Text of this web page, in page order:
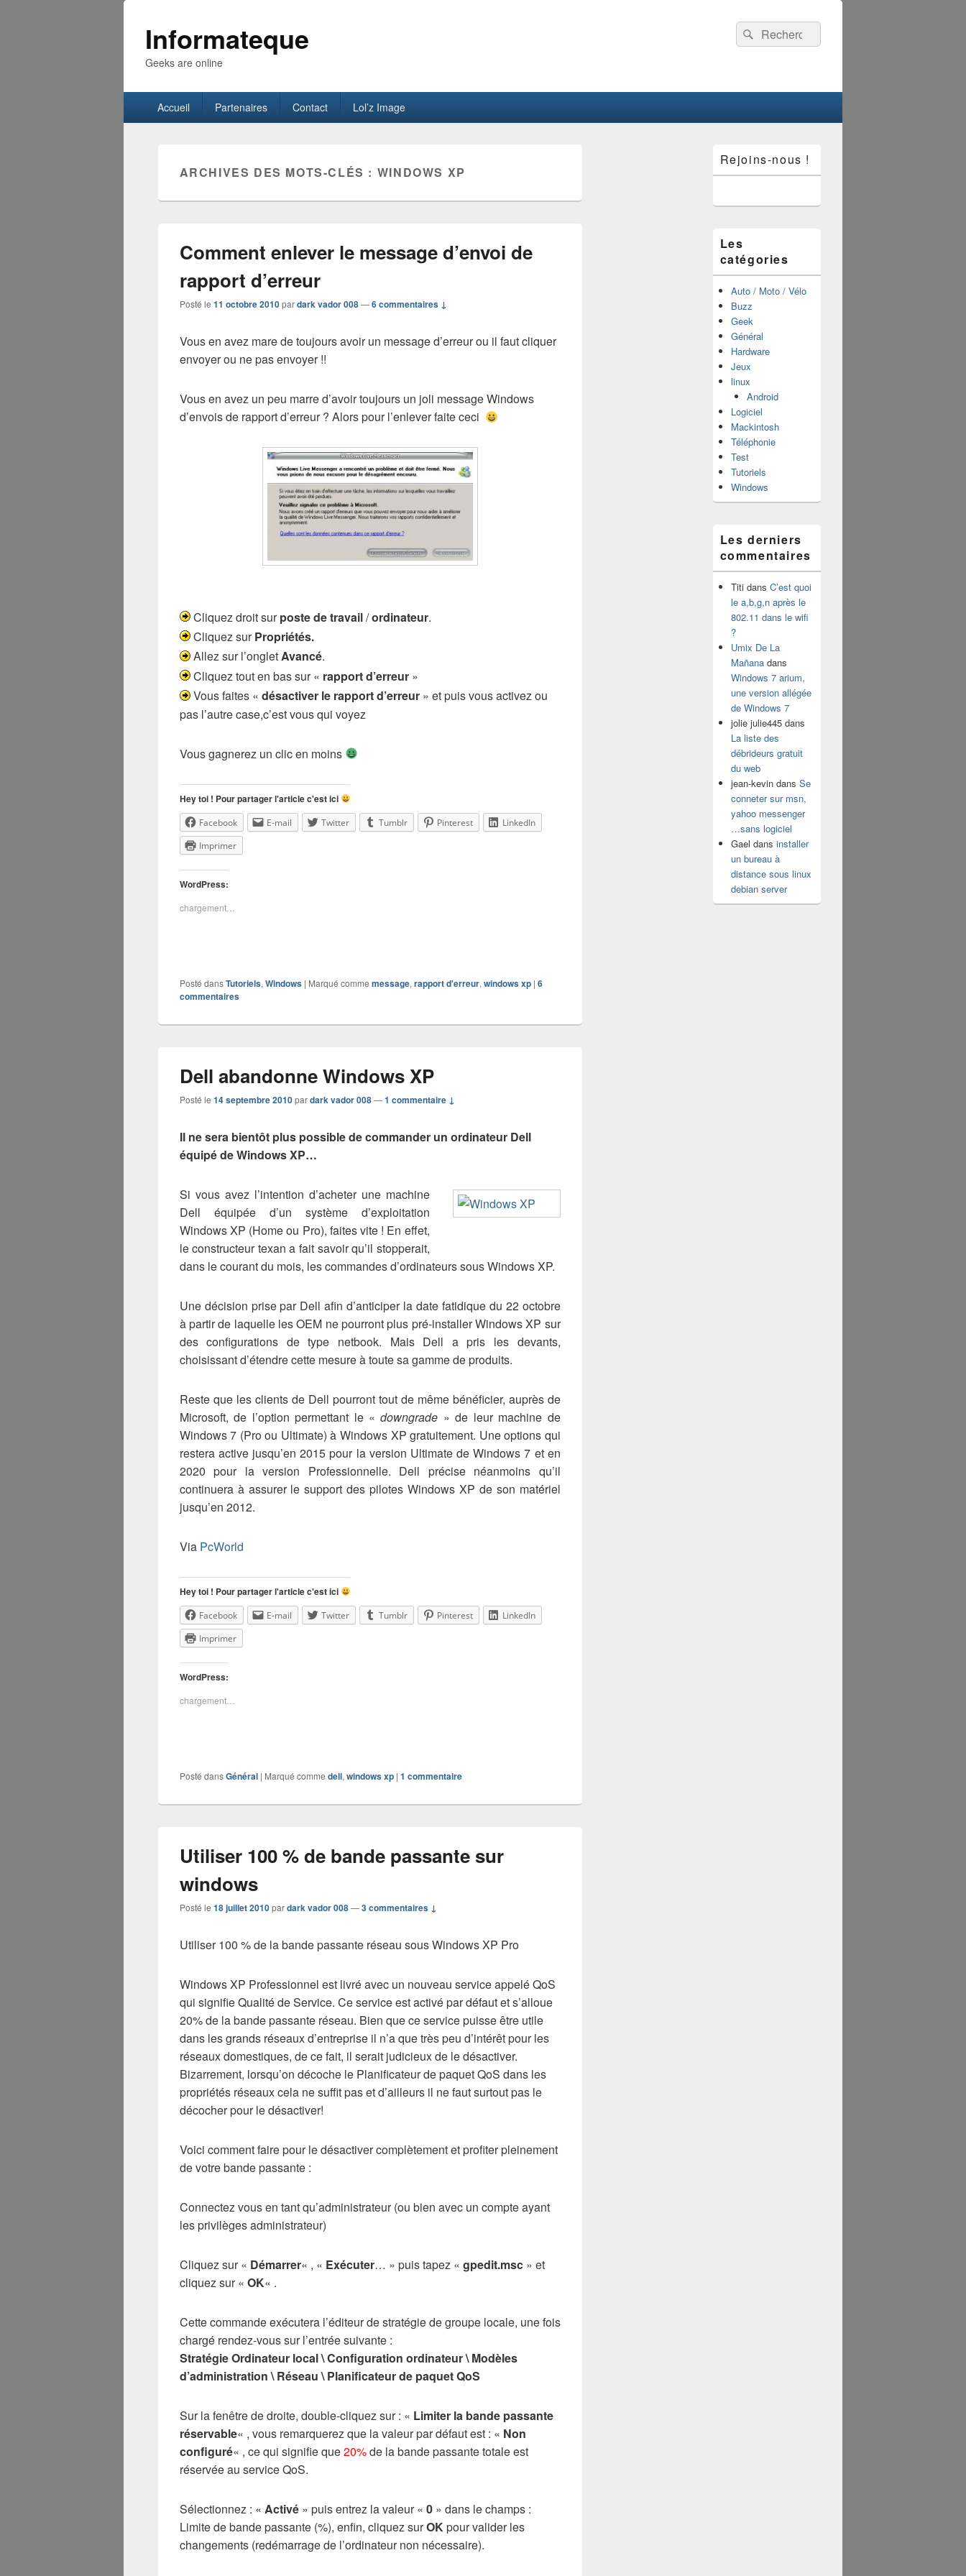
Informateque
Geeks are online
Recherche :
Rechercher
principalAccueil Partenaires Contact Lol’z Image
ARCHIVES DES MOTS-CLÉS : WINDOWS XP
Comment enlever le message d’envoi de
rapport d’erreur
Posté le 11 octobre 2010pardark vador 008—6 commentaires ↓
Vous en avez mare de toujours avoir un message d’erreur ou il faut cliquer
envoyer ou ne pas envoyer !!
Vous en avez un peu marre d’avoir toujours un joli message Windows
d’envois de rapport d’erreur ? Alors pour l’enlever faite ceci
Cliquez droit surposte de travail/ordinateur.
Cliquez surPropriétés.
Allez sur l’ongletAvancé.
Cliquez tout en bas sur « rapport d’erreur»
Vous faites « désactiver le rapport d’erreur» et puis vous activez ou
pas l’autre case,c’est vous qui voyez
Vous gagnerez un clic en moins
Hey toi ! Pour partager l'article c'est ici
Facebook E-mail Twitter Tumblr Pinterest
LinkedIn
Imprimer
WordPress:
chargement…
Posté dansTutoriels, Windows | Marqué comme message, rapport d'erreur, windows xp | 6
commentaires
Dell abandonne Windows XP
Posté le 14 septembre 2010pardark vador 008—1 commentaire ↓
Il ne sera bientôt plus possible de commander un ordinateur Dell
équipé de Windows XP…
Si vous avez l’intention d’acheter une machine
Dell équipée d’un système d’exploitation
Windows XP (Home ou Pro), faites vite ! En effet,
le constructeur texan a fait savoir qu’il stopperait,
dans le courant du mois, les commandes d’ordinateurs sous Windows XP.
Une décision prise par Dell afin d’anticiper la date fatidique du 22 octobre
à partir de laquelle les OEM ne pourront plus pré-installer Windows XP sur
des configurations de type netbook. Mais Dell a pris les devants,
choisissant d’étendre cette mesure à toute sa gamme de produits.
Reste que les clients de Dell pourront tout de même bénéficier, auprès de
Microsoft, de l’option permettant le «downgrade » de leur machine de
Windows 7 (Pro ou Ultimate) à Windows XP gratuitement. Une options qui
restera active jusqu’en 2015 pour la version Ultimate de Windows 7 et en
2020 pour la version Professionnelle. Dell précise néanmoins qu’il
continuera à assurer le support des pilotes Windows XP de son matériel
jusqu’en 2012.
Via PcWorld
Hey toi ! Pour partager l'article c'est ici
Facebook E-mail Twitter Tumblr Pinterest
LinkedIn
Imprimer
WordPress:
chargement…
Posté dansGénéral | Marqué comme dell, windows xp | 1 commentaire
Utiliser 100 % de bande passante sur
windows
Posté le 18 juillet 2010pardark vador 008—3 commentaires ↓
Utiliser 100 % de la bande passante réseau sous Windows XP Pro
Windows XP Professionnel est livré avec un nouveau service appelé QoS
qui signifie Qualité de Service. Ce service est activé par défaut et s’alloue
20% de la bande passante réseau. Bien que ce service puisse être utile
dans les grands réseaux d’entreprise il n’a que très peu d’intérêt pour les
réseaux domestiques, de ce fait, il serait judicieux de le désactiver.
Bizarrement, lorsqu’on décoche le Planificateur de paquet QoS dans les
propriétés réseaux cela ne suffit pas et d’ailleurs il ne faut surtout pas le
décocher pour le désactiver!
Voici comment faire pour le désactiver complètement et profiter pleinement
de votre bande passante :
Connectez vous en tant qu’administrateur (ou bien avec un compte ayant
les privilèges administrateur)
Cliquez sur « Démarrer« , « Exécuter… » puis tapez « gpedit.msc» et
cliquez sur « OK« .
Cette commande exécutera l’éditeur de stratégie de groupe locale, une fois
chargé rendez-vous sur l’entrée suivante :
Stratégie Ordinateur local \ Configuration ordinateur \ Modèles
d’administration \ Réseau \ Planificateur de paquet QoS
Sur la fenêtre de droite, double-cliquez sur : « Limiter la bande passante
réservable« , vous remarquerez que la valeur par défaut est : « Non
configuré« , ce qui signifie que20%de la bande passante totale est
réservée au service QoS.
Sélectionnez : « Activé» puis entrez la valeur « 0» dans le champs :
Limite de bande passante (%), enfin, cliquez surOK pour valider les
changements (redémarrage de l’ordinateur non nécessaire).
principale
de
pour
latérale
Rejoins-nous !
Les
catégories
Auto / Moto / Vélo
Buzz
Geek
Général
Hardware
Jeux
linux
Android
Logiciel
Mackintosh
Téléphonie
Test
Tutoriels
Windows
Les derniers
commentaires
Titidans C’est quoi
le a,b,g,n après le
802.11 dans le wifi
?
Umix De La
Mañanadans
Windows 7 arium,
une version allégée
de Windows 7
jolie julie445dans
La liste des
débrideurs gratuit
du web
jean-kevindans Se
conneter sur msn,
yahoo messenger
…sans logiciel
Gael dans installer
un bureau à
distance sous linux
debian server